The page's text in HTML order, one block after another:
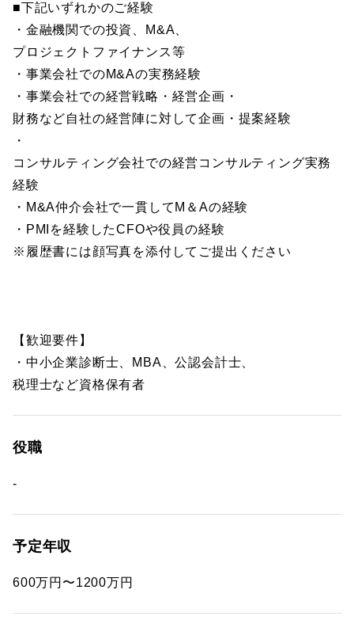
■下記いずれかのご経験
・金融機関での投資、M&A、
プロジェクトファイナンス等
・事業会社でのM&Aの実務経験
・事業会社での経営戦略・経営企画・
財務など自社の経営陣に対して企画・提案経験
・
コンサルティング会社での経営コンサルティング実務
経験
・M&A仲介会社で一貫してM＆Aの経験
・PMIを経験したCFOや役員の経験
※履歴書には顔写真を添付してご提出ください
【歓迎要件】
・中小企業診断士、MBA、公認会計士、
税理士など資格保有者
役職
-
予定年収
600万円〜1200万円